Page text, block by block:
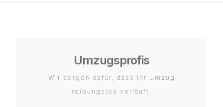
Umzugsprofis
Wir sorgen dafür, dass Ihr Umzug
reibungslos verläuft.